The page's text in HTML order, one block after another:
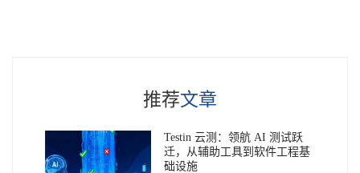
推荐文章
Testin 云测：领航 AI 测试跃
迁，从辅助工具到软件工程基
础设施